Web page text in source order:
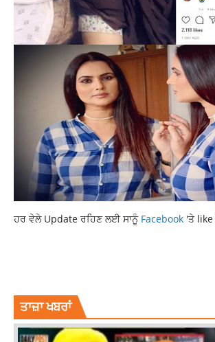
ਹਰ ਵੇਲੇ Update ਰਹਿਣ ਲਈ ਸਾਨੂੰ Facebook 'ਤੇ
ਤਾਜ਼ਾ ਖਬਰਾਂ